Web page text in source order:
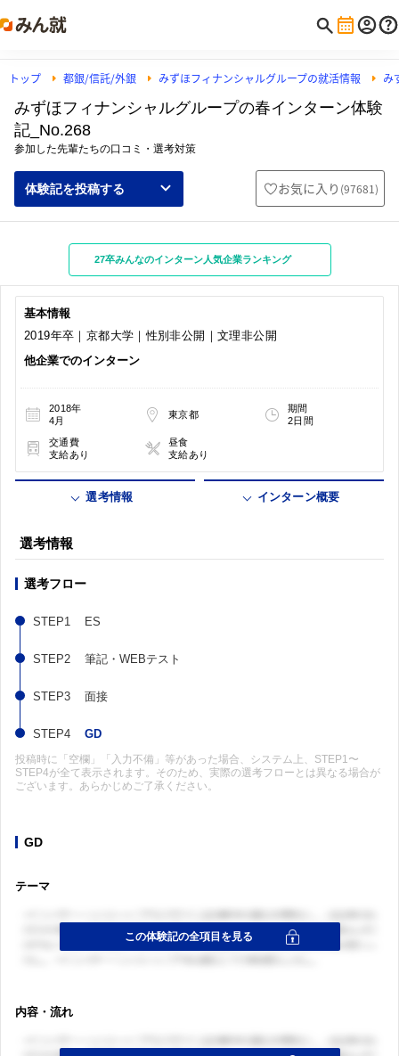
トップ 都銀/信託/外銀 みずほフィナンシャルグループの就活情報 み
みずほフィナンシャルグループの春インターン体験
記_No.268
参加した先輩たちの口コミ・選考対策
体験記を投稿する お気に入り (97681)
27卒みんなのインターン人気企業ランキング
基本情報
2019年卒｜京都大学｜性別非公開｜文理非公開
他企業でのインターン
2018年
4月
東京都
期間
2日間
交通費
支給あり
昼食
支給あり
選考情報 インターン概要
選考情報
選考フロー
ES
筆記・WEBテスト
面接
GD
投稿時に「空欄」「入力不備」等があった場合、システム上、STEP1〜
STEP4が全て表示されます。そのため、実際の選考フローとは異なる場合が
ございます。あらかじめご了承ください。
GD
テーマ
内容・流れ